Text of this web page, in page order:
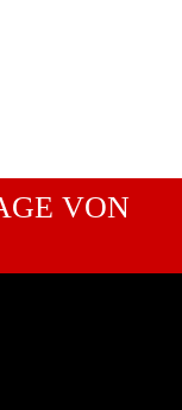
VON 1